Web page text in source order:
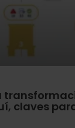
claves